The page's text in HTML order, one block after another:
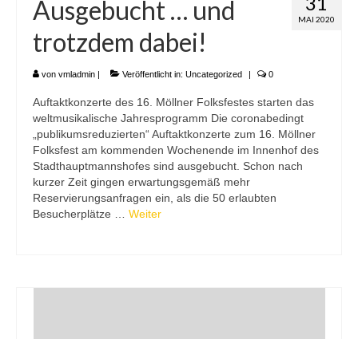
MAI 2020
Ausgebucht … und
trotzdem dabei!
von vmladmin | Veröffentlicht in: Uncategorized | 0
Auftaktkonzerte des 16. Möllner Folksfestes starten das
weltmusikalische Jahresprogramm Die coronabedingt
„publikumsreduzierten“ Auftaktkonzerte zum 16. Möllner
Folksfest am kommenden Wochenende im Innenhof des
Stadthauptmannshofes sind ausgebucht. Schon nach
kurzer Zeit gingen erwartungsgemäß mehr
Reservierungsanfragen ein, als die 50 erlaubten
Besucherplätze … Weiter